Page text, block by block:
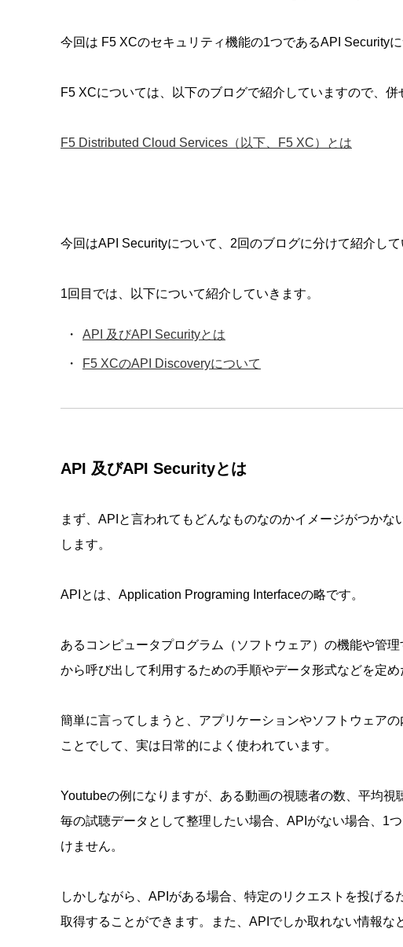
今回は F5 XCのセキュリティ機能の1つであるAPI Securityに
F5 XCについては、以下のブログで紹介していますので、併
F5 Distributed Cloud Services（以下、F5 XC）とは
今回はAPI Securityについて、2回のブログに分けて紹介して
1回目では、以下について紹介していきます。
API 及びAPI Securityとは
F5 XCのAPI Discoveryについて
API 及びAPI Securityとは
まず、APIと言われてもどんなものなのかイメージがつか
します。
APIとは、Application Programing Interfaceの略です。
あるコンピュータプログラム（ソフトウェア）の機能や管
から呼び出して利用するための手順やデータ形式などを定め
簡単に言ってしまうと、アプリケーションやソフトウェア
ことでして、実は日常的によく使われています。
Youtubeの例になりますが、ある動画の視聴者の数、平均
毎の試聴データとして整理したい場合、APIがない場合、1
けません。
しかしながら、APIがある場合、特定のリクエストを投げる
取得することができます。また、APIでしか取れない情報な